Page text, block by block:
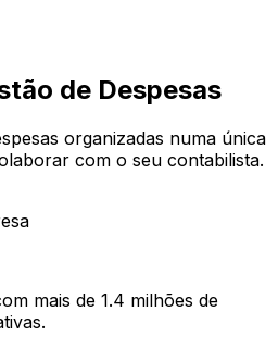
de Despesas
organizadas numa única
com o seu contabilista.
mais de 1.4 milhões de